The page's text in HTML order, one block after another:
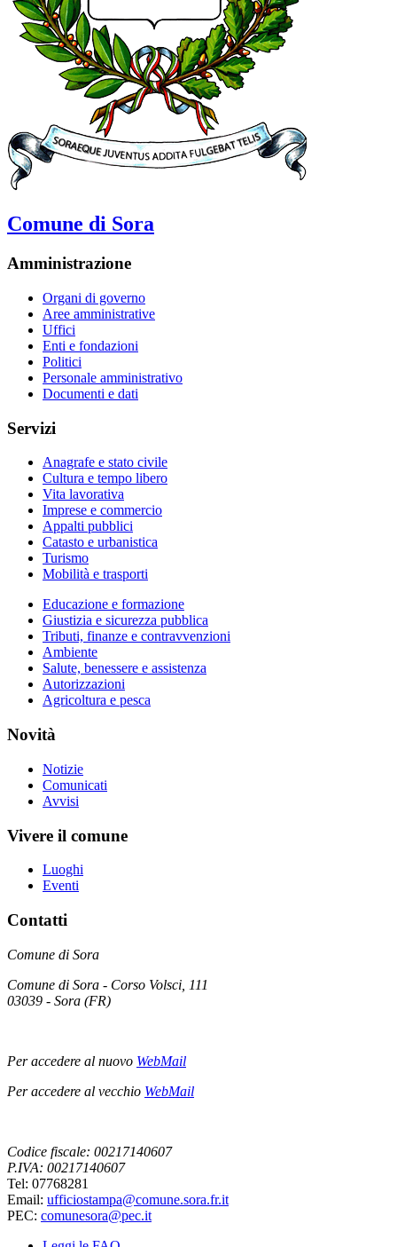
Comune di Sora
Amministrazione
Organi di governo
Aree amministrative
Uffici
Enti e fondazioni
Politici
Personale amministrativo
Documenti e dati
Servizi
Anagrafe e stato civile
Cultura e tempo libero
Vita lavorativa
Imprese e commercio
Appalti pubblici
Catasto e urbanistica
Turismo
Mobilità e trasporti
Educazione e formazione
Giustizia e sicurezza pubblica
Tributi, finanze e contravvenzioni
Ambiente
Salute, benessere e assistenza
Autorizzazioni
Agricoltura e pesca
Novità
Notizie
Comunicati
Avvisi
Vivere il comune
Luoghi
Eventi
Contatti
Comune di Sora
Comune di Sora - Corso Volsci, 111
03039 - Sora (FR)
Per accedere al nuovo WebMail
Per accedere al vecchio WebMail
Codice fiscale: 00217140607
P.IVA: 00217140607
Tel: 07768281
Email: ufficiostampa@comune.sora.fr.it
PEC: comunesora@pec.it